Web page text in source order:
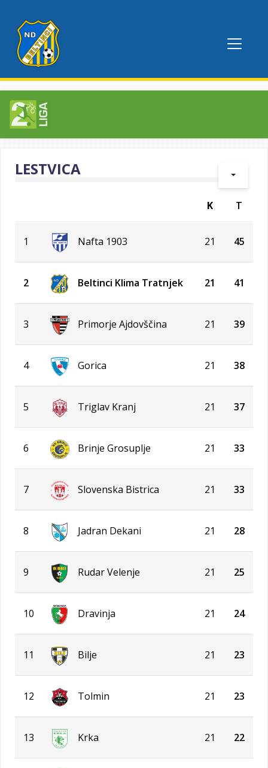
LESTVICA
K T
1 Nafta 1903 21 45
2 Beltinci Klima Tratnjek 21 41
3 Primorje Ajdovščina 21 39
4 Gorica 21 38
5 Triglav Kranj 21 37
6 Brinje Grosuplje 21 33
7 Slovenska Bistrica 21 33
8 Jadran Dekani 21 28
9 Rudar Velenje 21 25
10 Dravinja 21 24
11 Bilje 21 23
12 Tolmin 21 23
13 Krka 21 22